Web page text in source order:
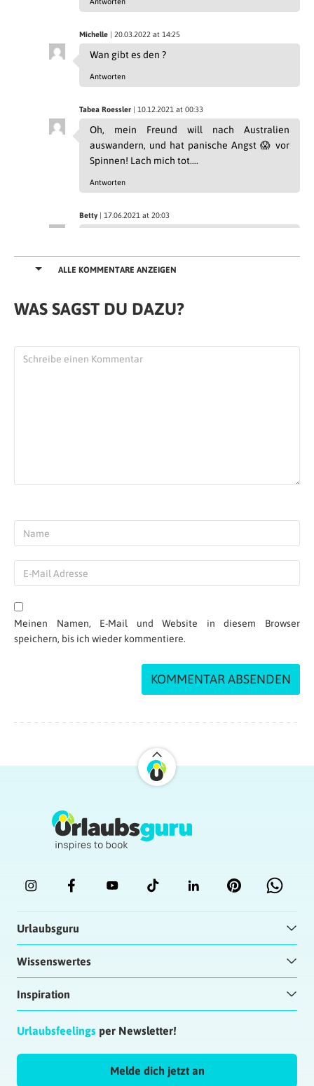
Michelle | 20.03.2022 at 14:25
Wan gibt es den ?
Antworten
Tabea Roessler | 10.12.2021 at 00:33
Oh, mein Freund will nach Australien
auswandern, und hat panische Angst 😱 vor
Spinnen! Lach mich tot….
Antworten
Betty| 17.06.2021 at 20:03
zehn Jahren.“ Yep genau, aber danke für den
danke für deine Korrektur. Ich habe fix
Antworten
| 21.05.2015 at 15:28
Albtraum nicht Alptraum
ALLE KOMMENTARE ANZEIGEN
WAS SAGST DU DAZU?
Meinen Namen, E-Mail und Website in diesem Browser
speichern, bis ich wieder kommentiere.
Urlaubsguru
Wissenswertes
Inspiration
Urlaubsfeelings per Newsletter!
Melde dich jetzt an